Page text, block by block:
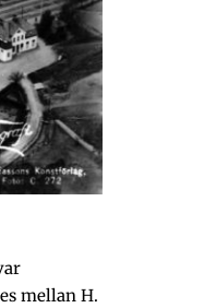
mellan H.